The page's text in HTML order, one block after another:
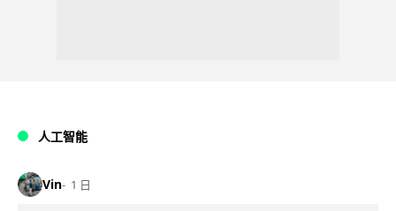
人工智能
Vin 1 日